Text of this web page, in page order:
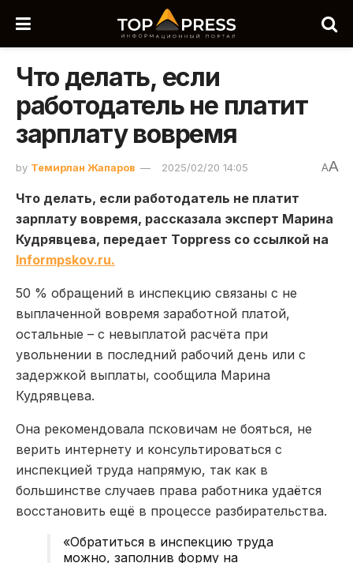
Что делать, если
работодатель не платит
зарплату вовремя
by Темирлан Жапаров 2025/02/20 14:05 AA
Что делать, если работодатель не платит
зарплату вовремя, рассказала эксперт Марина
Кудрявцева, передает Toppress со ссылкой на
Informpskov.ru.
50 % обращений в инспекцию связаны с не
выплаченной вовремя заработной платой,
остальные – с невыплатой расчёта при
увольнении в последний рабочий день или с
задержкой выплаты, сообщила Марина
Кудрявцева.
Она рекомендовала псковичам не бояться, не
верить интернету и консультироваться с
инспекцией труда напрямую, так как в
большинстве случаев права работника удаётся
восстановить ещё в процессе разбирательства.
«Обратиться в инспекцию труда
можно, заполнив форму на